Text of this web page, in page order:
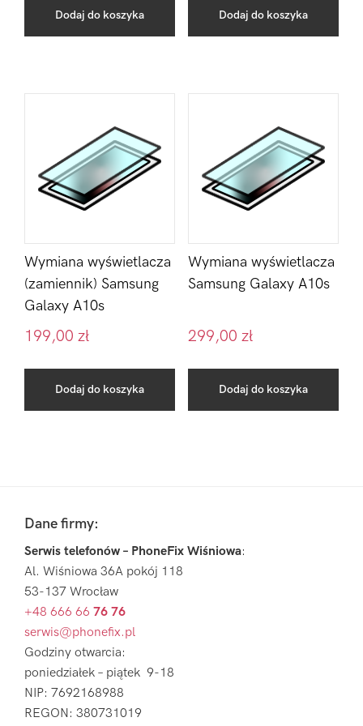
Dodaj do koszyka Dodaj do koszyka
Wymiana wyświetlacza
(zamiennik) Samsung
Galaxy A10s
199,00 zł
Dodaj do koszyka
Wymiana wyświetlacza
Samsung Galaxy A10s
299,00 zł
Dodaj do koszyka
Sidebar
FooterDane firmy:
Serwis telefonów – PhoneFix Wiśniowa:
Al. Wiśniowa 36A pokój 118
53-137 Wrocław
+48 666 66 76 76
serwis@phonefix.pl
Godziny otwarcia:
poniedziałek – piątek 9-18
NIP: 7692168988
REGON: 380731019